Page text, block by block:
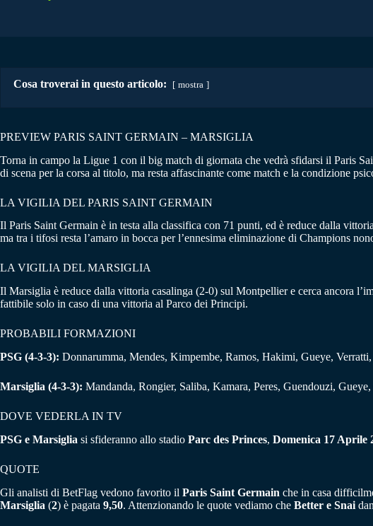
Cosa troverai in questo articolo: mostra
PREVIEW PARIS SAINT GERMAIN – MARSIGLIA
Torna in campo la Ligue 1 con il big match di giornata che vedrà sfidarsi il Paris
di scena per la corsa al titolo, ma resta affascinante come match e la condizione
LA VIGILIA DEL PARIS SAINT GERMAIN
Il Paris Saint Germain è in testa alla classifica con 71 punti, ed è reduce dalla
ma tra i tifosi resta l’amaro in bocca per l’ennesima eliminazione di Champions
LA VIGILIA DEL MARSIGLIA
Il Marsiglia è reduce dalla vittoria casalinga (2-0) sul Montpellier e cerca ancora
fattibile solo in caso di una vittoria al Parco dei Principi.
PROBABILI FORMAZIONI
PSG (4-3-3): Donnarumma, Mendes, Kimpembe, Ramos, Hakimi, Gueye,
Marsiglia (4-3-3): Mandanda, Rongier, Saliba, Kamara, Peres, Guendouzi,
DOVE VEDERLA IN TV
PSG e Marsiglia si sfideranno allo stadio Parc des Princes, Domenica 17 Aprile
QUOTE
Gli analisti di BetFlag vedono favorito il Paris Saint Germain che in casa
Marsiglia (2) è pagata 9,50. Attenzionando le quote vediamo che Better e Snai